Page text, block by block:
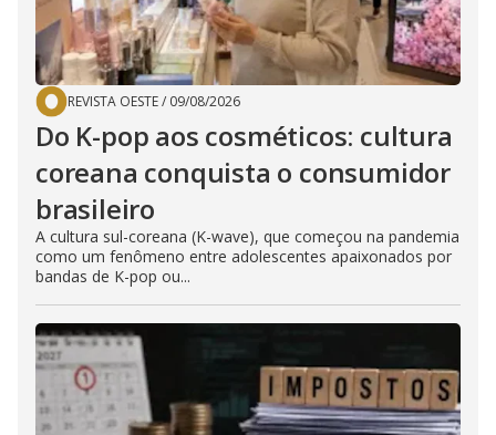
REVISTA OESTE/ 09/08/2026
Do K-pop aos cosméticos: cultura
coreana conquista o consumidor
brasileiro
A cultura sul-coreana (K-wave), que começou na pandemia
como um fenômeno entre adolescentes apaixonados por
bandas de K-pop ou...